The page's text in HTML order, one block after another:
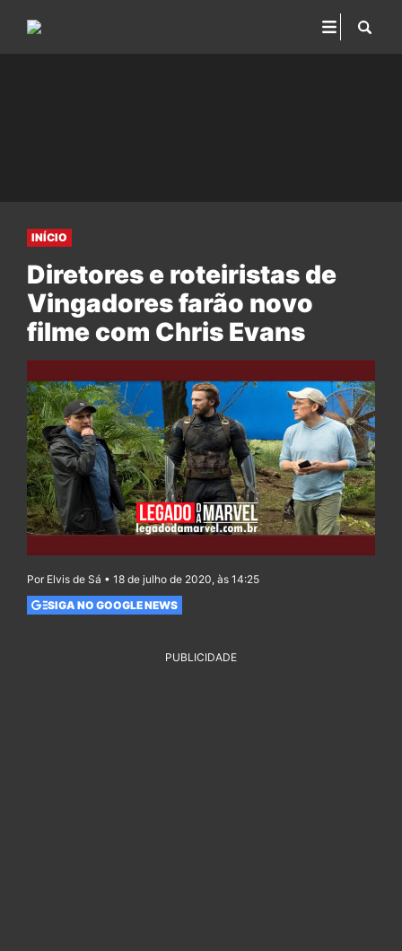
INÍCIO
Diretores e roteiristas de
Vingadores farão novo
filme com Chris Evans
Por Elvis de Sá • 18 de julho de 2020, às 14:25
SIGA NO GOOGLE NEWS
PUBLICIDADE